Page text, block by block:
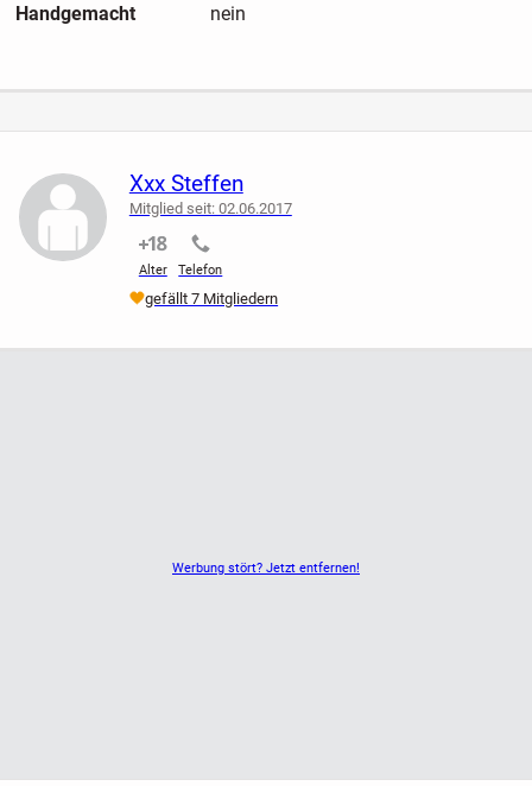
Handgemacht
nein
Werbung stört? Jetzt entfernen!
Xxx Steffen
Mitglied seit: 02.06.2017
Alter
nicht verifiziert
Telefon
nicht verifiziert
gefällt 7 Mitgliedern